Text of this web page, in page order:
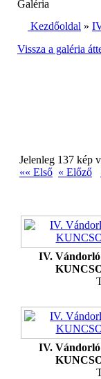
Galéria
Kezdőoldal »
Vissza a galéria
Jelenleg 137 kép
«« Első « Előző
IV.
IV.